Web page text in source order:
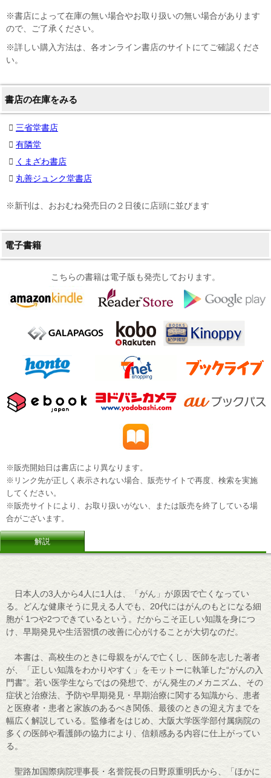
※書店によって在庫の無い場合やお取り扱いの無い場合があります
ので、ご了承ください。
※詳しい購入方法は、各オンライン書店のサイトにてご確認くださ
い。
書店の在庫をみる
三省堂書店
有隣堂
くまざわ書店
丸善ジュンク堂書店
※新刊は、おおむね発売日の２日後に店頭に並びます
電子書籍
こちらの書籍は電子版も発売しております。
※販売開始日は書店により異なります。
※リンク先が正しく表示されない場合、販売サイトで再度、検索を実施
してください。
※販売サイトにより、お取り扱いがない、または販売を終了している場
合がございます。
解説
日本人の3人から4人に1人は、「がん」が原因で亡くなってい
る。どんな健康そうに見える人でも、20代にはがんのもとになる細
胞が 1つや2つできているという。だからこそ正しい知識を身につ
け、早期発見や生活習慣の改善に心がけることが大切なのだ。
本書は、高校生のときに母親をがんで亡くし、医師を志した著者
が、「正しい知識をわかりやすく」をモットーに執筆した“がんの入
門書”。若い医学生ならではの発想で、がん発生のメカニズム、その
症状と治療法、予防や早期発見・早期治療に関する知識から、患者
と医療者・患者と家族のあるべき関係、最後のときの迎え方までを
幅広く解説している。監修者をはじめ、大阪大学医学部付属病院の
多くの医師や看護師の協力により、信頼感ある内容に仕上がってい
る。
聖路加国際病院理事長・名誉院長の日野原重明氏から、「ほかに